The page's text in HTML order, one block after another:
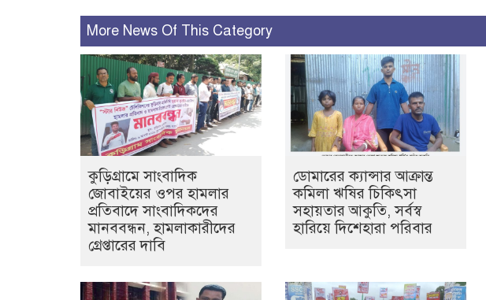
More News Of This Category
কুড়িগ্রামে সাংবাদিক
জোবাইয়ের ওপর হামলার
প্রতিবাদে সাংবাদিকদের
মানববন্ধন, হামলাকারীদের
গ্রেপ্তারের দাবি
ডোমারের ক্যান্সার আক্রান্ত
কমিলা ঋষির চিকিৎসা
সহায়তার আকুতি, সর্বস্ব
হারিয়ে দিশেহারা পরিবার